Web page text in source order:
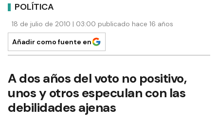
POLÍTICA
18 de julio de 2010 | 03:00 publicado hace 16 años
Añadir como fuente en
A dos años del voto no positivo,
unos y otros especulan con las
debilidades ajenas